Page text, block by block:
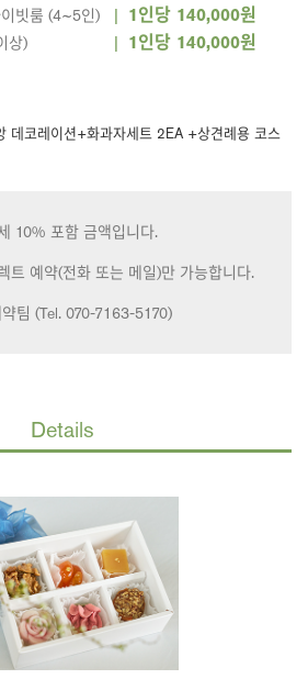
빗룸 (4~5인)
상)
1인당 140,000원
1인당 140,000원
데코레이션+화과자세트 2EA +상견례용 코스
10% 포함 금액입니다.
트 예약(전화 또는 메일)만 가능합니다.
팀 (Tel. 070-7163-5170)
Details